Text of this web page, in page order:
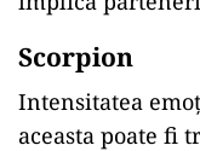
Scorpion
Intensitatea
aceasta poate fi